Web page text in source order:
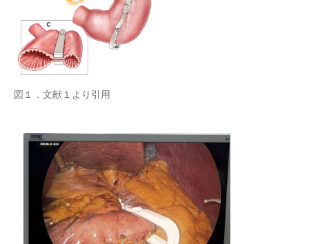
図１．文献１より引用